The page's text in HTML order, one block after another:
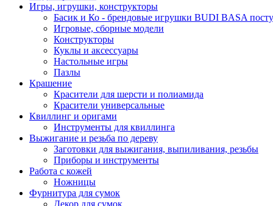
Игры, игрушки, конструкторы
Басик и Ко - брендовые игрушки BUDI BASA
Игровые, сборные модели
Конструкторы
Куклы и аксессуары
Настольные игры
Пазлы
Крашение
Красители для шерсти и полиамида
Красители универсальные
Квиллинг и оригами
Инструменты для квиллинга
Выжигание и резьба по дереву
Заготовки для выжигания, выпиливания, резьбы
Приборы и инструменты
Работа с кожей
Ножницы
Фурнитура для сумок
Декор для сумок